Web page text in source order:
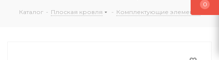
Каталог - Плоская кровля - Комплектующие элементы
0